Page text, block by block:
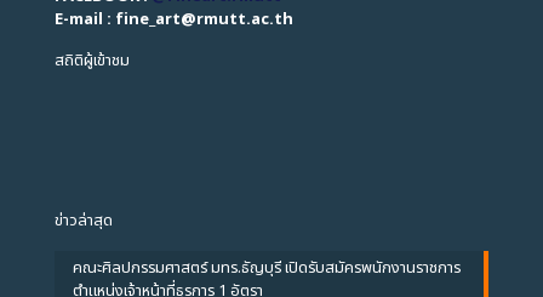
E-mail : fine_art@rmutt.ac.th
สถิติผู้เข้าชม
ข่าวล่าสุด
คณะศิลปกรรมศาสตร์ มทร.ธัญบุรี เปิดรับสมัครพนักงานราชการ
ตำแหน่งเจ้าหน้าที่ธุรการ 1 อัตรา